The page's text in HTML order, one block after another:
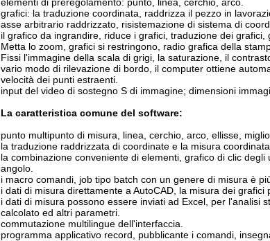
grafici: la traduzione coordinata, raddrizza il pezzo in
asse arbitrario raddrizzato, risistemazione di sistema di
il grafico da ingrandire, riduce i grafici, traduzione dei
Metta lo zoom, grafici si restringono, radio grafica della
Fissi l'immagine della scala di grigi, la saturazione, il
vario modo di rilevazione di bordo, il computer ottiene
velocità dei punti estraenti.
input del video di sostegno S di immagine; dimensioni
La caratteristica comune del software:
punto multipunto di misura, linea, cerchio, arco, ellisse,
la traduzione raddrizzata di coordinate e la misura
la combinazione conveniente di elementi, grafico di clic
angolo.
i macro comandi, job tipo batch con un genere di misura è
i dati di misura direttamente a AutoCAD, la misura dei
i dati di misura possono essere inviati ad Excel, per l'analisi
calcolato ed altri parametri.
commutazione multilingue dell'interfaccia.
programma applicativo record, pubblicante i comandi,